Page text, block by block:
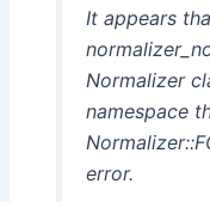
It appears
Normalizer
namespace
error.